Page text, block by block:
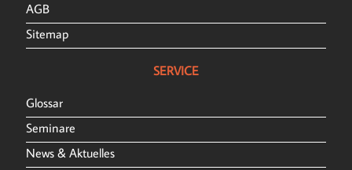
AGB
Sitemap
SERVICE
Glossar
Seminare
News & Aktuelles